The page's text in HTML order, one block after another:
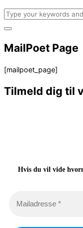
Search
for:
Toggle
&
MailPoet Page
[mailpoet_page]
Tilmeld dig til
Hvis du vil vide